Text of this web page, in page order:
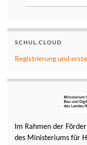
SCHUL.CLOUD
Registrierung und
Im Rahmen der
des Ministeriums für